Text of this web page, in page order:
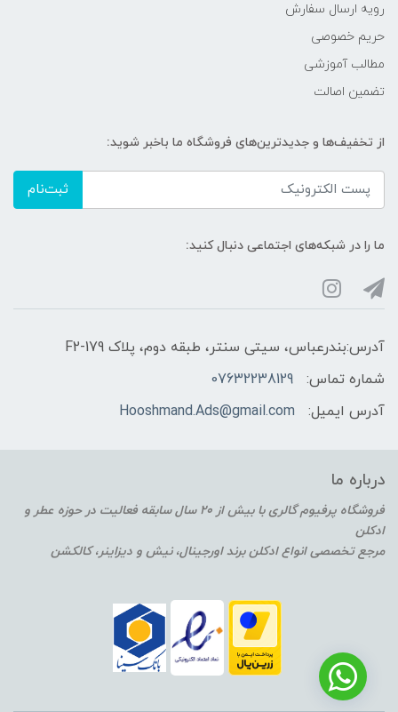
رویه ارسال سفارش
حریم خصوصی
مطالب آموزشی
تضمین اصالت
از تخفیف‌ها و جدیدترین‌های فروشگاه ما باخبر شوید:
ثبت‌نام
ما را در شبکه‌های اجتماعی دنبال کنید:
آدرس:بندرعباس، سیتی سنتر، طبقه دوم، پلاک F2-179
شماره تماس:
07632238129
آدرس ایمیل:
Hooshmand.Ads@gmail.com
درباره ما
فروشگاه پرفیوم گالری با بیش از 20 سال سابقه فعالیت در حوزه عطر و
ادکلن
مرجع تخصصی انواع ادکلن برند اورجینال، نیش و دیزاینر، کالکشن